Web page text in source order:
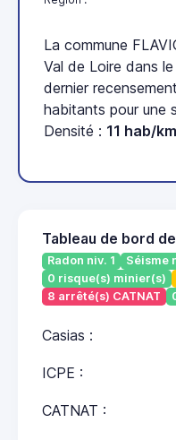
La commune
Val de Loire dans
dernier
habitants pour une
Densité : 11 hab/
Tableau de bord
Radon niv. 1 Séisme
0 risque(s) minier(s)
8 arrêté(s) CATNAT
Casias :
ICPE :
CATNAT :